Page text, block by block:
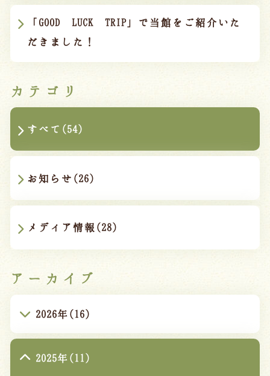
「GOOD LUCK TRIP」で当館をご紹介いた
だきました！
カテゴリ
すべて(54)
お知らせ(26)
メディア情報(28)
アーカイブ
2026年(16)
2025年(11)
Follow us
Language